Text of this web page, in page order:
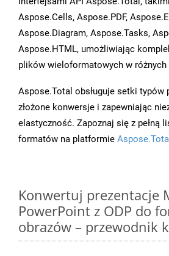
Aspose.Cells, Aspose.PDF,
Aspose.Diagram, Aspose.Tasks,
Aspose.HTML, umożliwiając
plików wieloformatowych w różnych
Aspose.Total obsługuje setki typów
złożone konwersje i zapewniając
elastyczność. Zapoznaj się z pełną
formatów na platformie
Konwertuj prezentacje
PowerPoint z ODP do
obrazów – przewodnik